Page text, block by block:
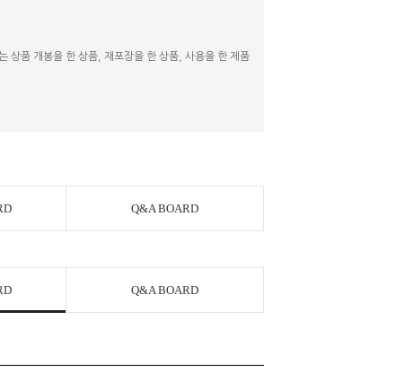
상품 개봉을 한 상품, 재포장을 한 상품, 사용을 한 제품
Q&A BOARD
Q&A BOARD